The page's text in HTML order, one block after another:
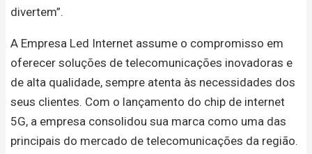
divertem”.
A Empresa Led Internet assume o compromisso em
oferecer soluções de telecomunicações inovadoras e
de alta qualidade, sempre atenta às necessidades dos
seus clientes. Com o lançamento do chip de internet
5G, a empresa consolidou sua marca como uma das
principais do mercado de telecomunicações da região.